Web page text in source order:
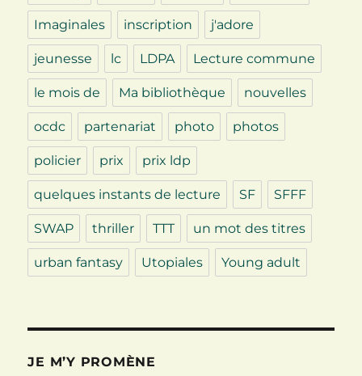
Imaginales inscription j'adore
jeunesse lc LDPA Lecture commune
le mois de Ma bibliothèque nouvelles
ocdc partenariat photo photos
policier prix prix ldp
quelques instants de lecture SF SFFF
SWAP thriller TTT un mot des titres
urban fantasy Utopiales Young adult
JE M’Y PROMÈNE